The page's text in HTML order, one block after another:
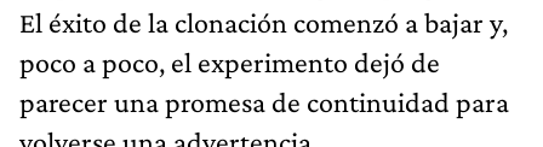
El éxito de la clonación comenzó a bajar y,
poco a poco, el experimento dejó de
parecer una promesa de continuidad para